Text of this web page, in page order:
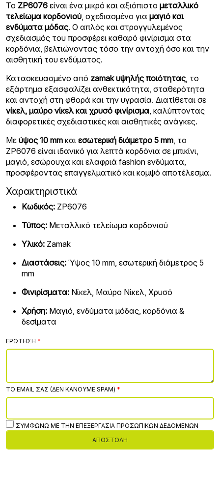
Το ZP6076 είναι ένα μικρό και αξιόπιστο μεταλλικό
τελείωμα κορδονιού, σχεδιασμένο για μαγιό και
ενδύματα μόδας. Ο απλός και στρογγυλεμένος
σχεδιασμός του προσφέρει καθαρό φινίρισμα στα
κορδόνια, βελτιώνοντας τόσο την αντοχή όσο και την
αισθητική του ενδύματος.
Κατασκευασμένο από zamak υψηλής ποιότητας, το
εξάρτημα εξασφαλίζει ανθεκτικότητα, σταθερότητα
και αντοχή στη φθορά και την υγρασία. Διατίθεται σε
νίκελ, μαύρο νίκελ και χρυσό φινίρισμα, καλύπτοντας
διαφορετικές σχεδιαστικές και αισθητικές ανάγκες.
Με ύψος 10 mm και εσωτερική διάμετρο 5 mm, το
ZP6076 είναι ιδανικό για λεπτά κορδόνια σε μπικίνι,
μαγιό, εσώρουχα και ελαφριά fashion ενδύματα,
προσφέροντας επαγγελματικό και κομψό αποτέλεσμα.
Χαρακτηριστικά
Κωδικός: ZP6076
Τύπος: Μεταλλικό τελείωμα κορδονιού
Υλικό: Zamak
Διαστάσεις: Ύψος 10 mm, εσωτερική διάμετρος 5
mm
Φινιρίσματα: Νίκελ, Μαύρο Νίκελ, Χρυσό
Χρήση: Μαγιό, ενδύματα μόδας, κορδόνια &
δεσίματα
ΕΡΏΤΗΣΗ
ΤΟ EMAIL ΣΑΣ (ΔΕΝ ΚΆΝΟΥΜΕ SPAM)
ΣΥΜΦΩΝΏ ΜΕ ΤΗΝ ΕΠΕΞΕΡΓΑΣΊΑ ΠΡΟΣΩΠΙΚΏΝ ΔΕΔΟΜΈΝΩΝ
ΑΠΟΣΤΟΛΉ